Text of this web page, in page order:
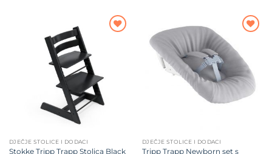
DJEČJE STOLICE I DODACI
Stokke Tripp Trapp Stolica Black
na listu
želja
DJEČJE STOLICE I DODACI
Tripp Trapp Newborn set s